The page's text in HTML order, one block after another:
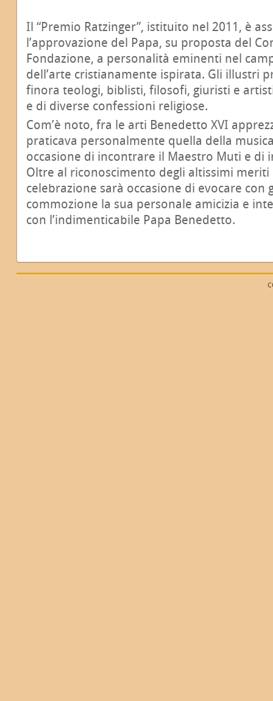
Il “Premio Ratzinger”, istituito nel 2011, è
l’approvazione del Papa, su proposta del
Fondazione, a personalità eminenti nel
dell’arte cristianamente ispirata. Gli illustri
finora teologi, biblisti, filosofi, giuristi e
e di diverse confessioni religiose.
Com’è noto, fra le arti Benedetto XVI
praticava personalmente quella della
occasione di incontrare il Maestro Muti e di
Oltre al riconoscimento degli altissimi
celebrazione sarà occasione di evocare con
commozione la sua personale amicizia e
con l’indimenticabile Papa Benedetto.